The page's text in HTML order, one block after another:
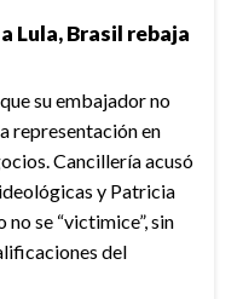
Lula, Brasil rebaja
su embajador no
representación en
Cancillería acusó
y Patricia
se “victimice”, sin
del